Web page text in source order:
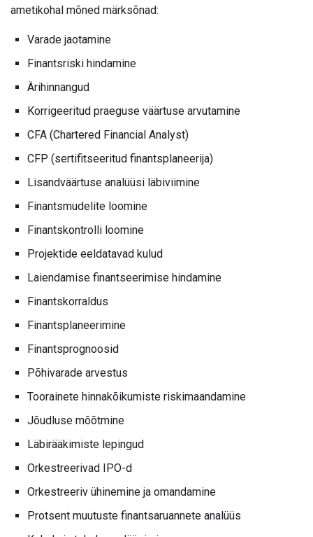
ametikohal mõned märksõnad:
Varade jaotamine
Finantsriski hindamine
Ärihinnangud
Korrigeeritud praeguse väärtuse arvutamine
CFA (Chartered Financial Analyst)
CFP (sertifitseeritud finantsplaneerija)
Lisandväärtuse analüüsi läbiviimine
Finantsmudelite loomine
Finantskontrolli loomine
Projektide eeldatavad kulud
Laiendamise finantseerimise hindamine
Finantskorraldus
Finantsplaneerimine
Finantsprognoosid
Põhivarade arvestus
Toorainete hinnakõikumiste riskimaandamine
Jõudluse mõõtmine
Läbirääkimiste lepingud
Orkestreerivad IPO-d
Orkestreeriv ühinemine ja omandamine
Protsent muutuste finantsaruannete analüüs